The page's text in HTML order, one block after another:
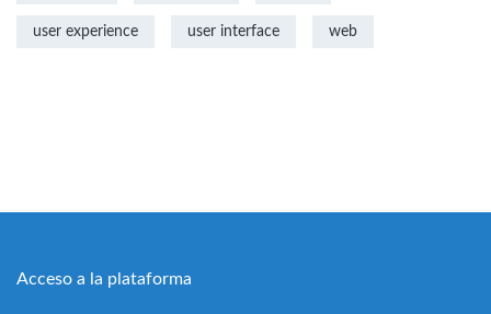
user experience user interface web
Acceso a la plataforma